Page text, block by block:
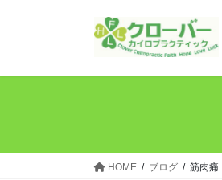
HOME ブログ 筋肉痛